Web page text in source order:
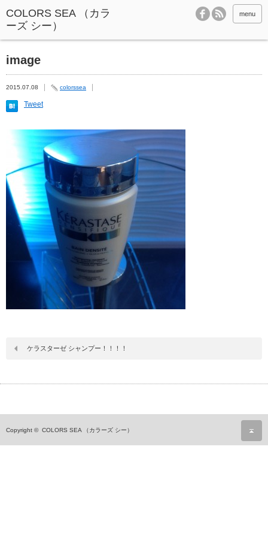
menu
image
2015.07.08 colorssea
Tweet
ケラスターゼ シャンプー！！！！
Copyright © COLORS SEA （カラーズ シー）